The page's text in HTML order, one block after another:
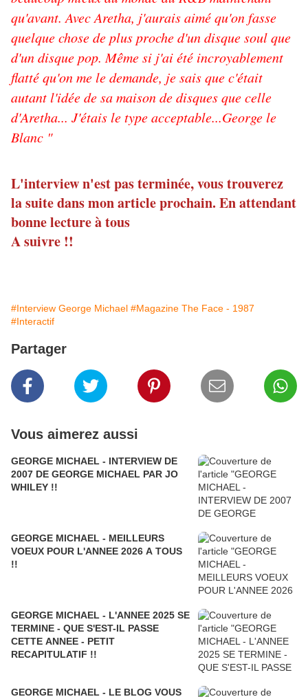
qu'avant. Avec Aretha, j'aurais aimé qu'on fasse
quelque chose de plus proche d'un disque soul que
d'un disque pop. Même si j'ai été incroyablement
flatté qu'on me le demande, je sais que c'était
autant l'idée de sa maison de disques que celle
d'Aretha... J'étais le type acceptable...George le
Blanc "
L'interview n'est pas terminée, vous trouverez
la suite dans mon article prochain. En attendant
bonne lecture à tous
A suivre !!
#Interview George Michael #Magazine The Face - 1987
#Interactif
Partager
Vous aimerez aussi
GEORGE MICHAEL - INTERVIEW DE
2007 DE GEORGE MICHAEL PAR JO
WHILEY !!
GEORGE MICHAEL - MEILLEURS
VOEUX POUR L'ANNEE 2026 A TOUS
!!
GEORGE MICHAEL - L'ANNEE 2025 SE
TERMINE - QUE S'EST-IL PASSE
CETTE ANNEE - PETIT
RECAPITULATIF !!
GEORGE MICHAEL - LE BLOG VOUS